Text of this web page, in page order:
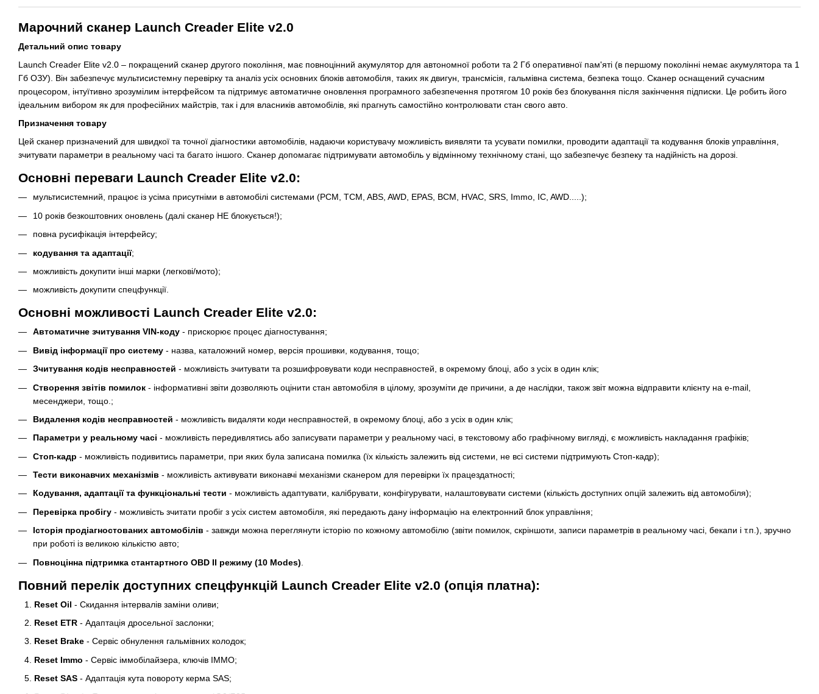
Марочний сканер Launch Creader Elite v2.0
Детальний опис товару
Launch Creader Elite v2.0 – покращений сканер другого покоління, має повноцінний акумулятор для автономної роботи та 2 Гб оперативної пам'яті (в першому поколінні немає акумулятора та 1
Гб ОЗУ). Він забезпечує мультисистемну перевірку та аналіз усіх основних блоків автомобіля, таких як двигун, трансмісія, гальмівна система, безпека тощо. Сканер оснащений сучасним
процесором, інтуїтивно зрозумілим інтерфейсом та підтримує автоматичне оновлення програмного забезпечення протягом 10 років без блокування після закінчення підписки. Це робить його
ідеальним вибором як для професійних майстрів, так і для власників автомобілів, які прагнуть самостійно контролювати стан свого авто.
Призначення товару
Цей сканер призначений для швидкої та точної діагностики автомобілів, надаючи користувачу можливість виявляти та усувати помилки, проводити адаптації та кодування блоків управління,
зчитувати параметри в реальному часі та багато іншого. Сканер допомагає підтримувати автомобіль у відмінному технічному стані, що забезпечує безпеку та надійність на дорозі.
Основні переваги Launch Creader Elite v2.0:
мультисистемний, працює із усіма присутніми в автомобілі системами (PCM, TCM, ABS, AWD, EPAS, BCM, HVAC, SRS, Immo, IC, AWD.....);
10 років безкоштовних оновлень (далі сканер НЕ блокується!);
повна русифікація інтерфейсу;
кодування та адаптації;
можливість докупити інші марки (легкові/мото);
можливість докупити спецфункції.
Основні можливості Launch Creader Elite v2.0:
Автоматичне зчитування VIN-коду - прискорює процес діагностування;
Вивід інформації про систему - назва, каталожний номер, версія прошивки, кодування, тощо;
Зчитування кодів несправностей - можливість зчитувати та розшифровувати коди несправностей, в окремому блоці, або з усіх в один клік;
Створення звітів помилок - інформативні звіти дозволяють оцінити стан автомобіля в цілому, зрозуміти де причини, а де наслідки, також звіт можна відправити клієнту на e-mail,
месенджери, тощо.;
Видалення кодів несправностей - можливість видаляти коди несправностей, в окремому блоці, або з усіх в один клік;
Параметри у реальному часі - можливість передивлятись або записувати параметри у реальному часі, в текстовому або графічному вигляді, є можливість накладання графіків;
Cтоп-кадр - можливість подивитись параметри, при яких була записана помилка (їх кількість залежить від системи, не всі системи підтримують Стоп-кадр);
Тести виконавчих механізмів - можливість активувати виконавчі механізми сканером для перевірки їх працездатності;
Кодування, адаптації та функціональні тести - можливість адаптувати, калібрувати, конфігурувати, налаштовувати системи (кількість доступних опцій залежить від автомобіля);
Перевірка пробігу - можливість зчитати пробіг з усіх систем автомобіля, які передають дану інформацію на електронний блок управління;
Історія продіагностованих автомобілів - завжди можна переглянути історію по кожному автомобілю (звіти помилок, скріншоти, записи параметрів в реальному часі, бекапи і т.п.), зручно
при роботі із великою кількістю авто;
Повноцінна підтримка стантартного OBD II режиму (10 Modes)
Повний перелік доступних спецфункцій Launch Creader Elite v2.0 (опція платна):
Reset Oil - Скидання інтервалів заміни оливи;
Reset ETR - Адаптація дросельної заслонки;
Reset Brake - Сервіс обнулення гальмівних колодок;
Reset Immo - Сервіс іммобілайзера, ключів IMMO;
Reset SAS - Адаптація кута повороту керма SAS;